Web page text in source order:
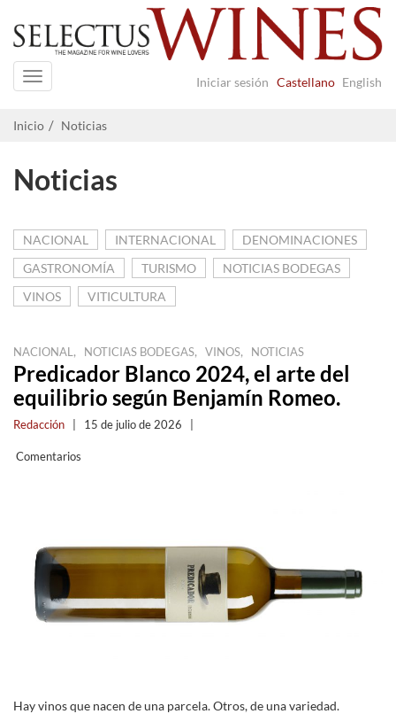
Iniciar sesión Castellano English
Navigation
Inicio Noticias
Noticias
NACIONAL INTERNACIONAL
DENOMINACIONES
GASTRONOMÍA
TURISMO
NOTICIAS BODEGAS
VINOS
VITICULTURA
NACIONAL , NOTICIAS BODEGAS, VINOS, NOTICIAS
Predicador Blanco 2024, el arte del
equilibrio según Benjamín Romeo.
Redacción 15 de julio de 2026
Comentarios
Hay vinos que nacen de una parcela. Otros, de una variedad.